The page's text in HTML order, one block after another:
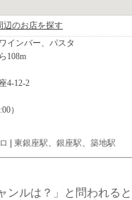
| 東銀座駅 銀座駅 築地駅
ンルは？」と問われる